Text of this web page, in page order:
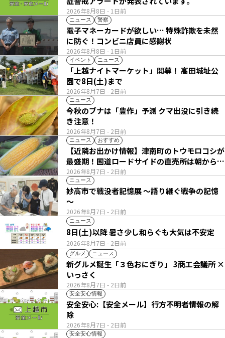
2026年8月8日 - 1日前
ニュース 警察
2026年8月8日 - 1日前
電子マネーカードが欲しい… 特殊詐欺を未然
に防ぐ！コンビニ店員に感謝状
イベント ニュース
2026年8月7日 - 2日前
「上越ナイトマーケット」開幕！ 高田城址公
園で8日(土)まで
ニュース
2026年8月7日 - 2日前
今秋のブナは「豊作」予測 クマ出没に引き続
き注意！
ニュース おすすめ
2026年8月7日 - 2日前
【近隣お出かけ情報】津南町のトウモロコシが
最盛期！国道ロードサイドの直売所は朝から長
い列
ニュース
2026年8月7日 - 2日前
妙高市で戦没者記憶展 ～語り継ぐ戦争の記憶
～
ニュース
2026年8月7日 - 2日前
8日(土)以降 暑さ少し和らぐも大気は不安定
グルメ ニュース
2026年8月7日 - 2日前
新グルメ誕生「３色おにぎり」 3商工会議所 ×
いっさく
安全安心情報
2026年8月7日 - 2日前
安全安心:【安全メール】行方不明者情報の解
除
安全安心情報